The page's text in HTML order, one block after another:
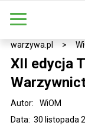
warzywa.pl >
XII edycja
Data: 30 listopada
Autor: WiOM